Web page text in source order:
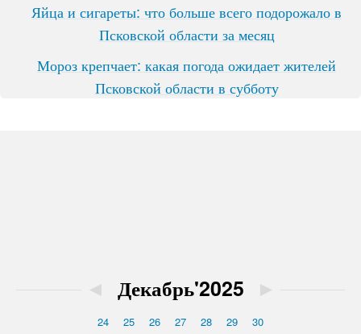
Яйца и сигареты: что больше всего подорожало в
Псковской области за месяц
Мороз крепчает: какая погода ожидает жителей
Псковской области в субботу
◄ Декабрь'2025 ►
24 25 26 27 28 29
30